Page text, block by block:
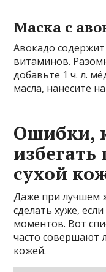
Маска с
Авокадо
витаминов.
добавьте 1 ч. л.
масла, нанесите
Ошибки,
избегать
сухой
Даже при лучшем
сделать хуже,
моментов. Вот
часто совершают
кожей.